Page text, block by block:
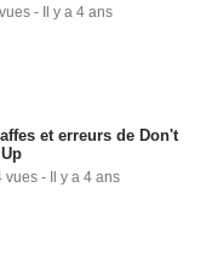
- Il y a 4 ans
et erreurs de Don't
vues - Il y a 4 ans